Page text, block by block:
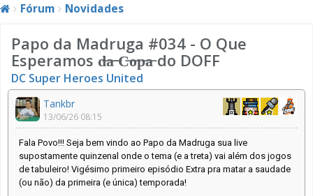
Fórum Novidades
Papo da Madruga #034 - O Que
Esperamos d̶a̶ ̶C̶o̶p̶a̶ do DOFF
DC Super Heroes United
Tankbr
13/06/26 08:15
Fala Povo!!! Seja bem vindo ao Papo da Madruga sua live
supostamente quinzenal onde o tema (e a treta) vai além dos jogos
de tabuleiro! Vigésimo primeiro episódio Extra pra matar a saudade
(ou não) da primeira (e única) temporada!